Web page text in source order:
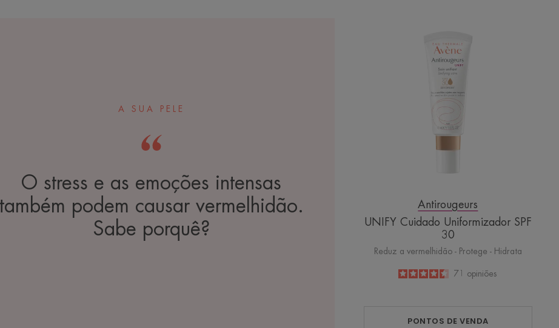
A SUA PELE
O stress e as emoções intensas
também podem causar vermelhidão.
Sabe porquê?
Uniformizador
SPF
30
Antirougeurs
UNIFY Cuidado Uniformizador SPF
30
Reduz a vermelhidão - Protege - Hidrata
4.6
/
5
71 opiniões
PONTOS DE VENDA